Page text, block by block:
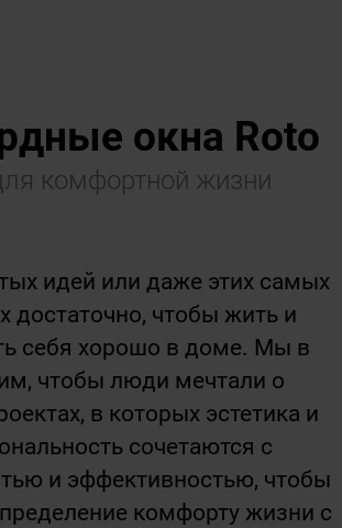
окна Roto
комфортной жизни
идей или даже этих самых
достаточно, чтобы жить и
себя хорошо в доме. Мы в
чтобы люди мечтали о
в которых эстетика и
сочетаются с
и эффективностью, чтобы
комфорту жизни с